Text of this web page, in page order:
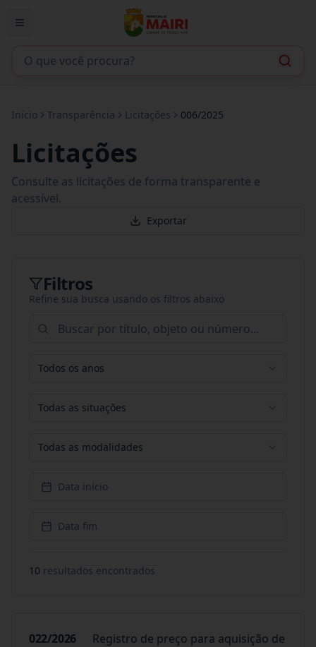
Início Transparência Licitações 006/2025
Licitações
Consulte as licitações de forma transparente e
acessível.
Exportar
Filtros
Refine sua busca usando os filtros abaixo
Todos os anos
Todas as situações
Todas as modalidades
Data início
Data fim
10 resultados encontrados
022/2026
Registro de preço para aquisição de